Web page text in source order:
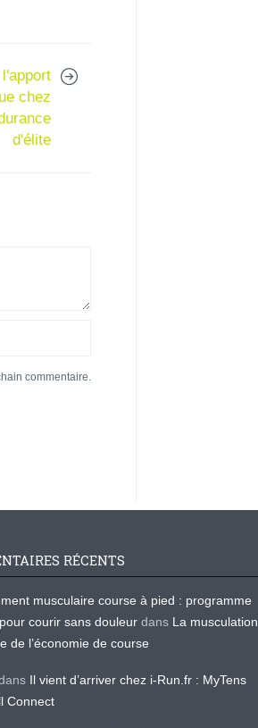
chez
d'élite
commentaire.
RÉCENTS
musculaire course à pied : programme
courir sans douleur dans La musculation
de l’économie de course
Il vient d’arriver chez i-Run.fr : MyTens
Connect